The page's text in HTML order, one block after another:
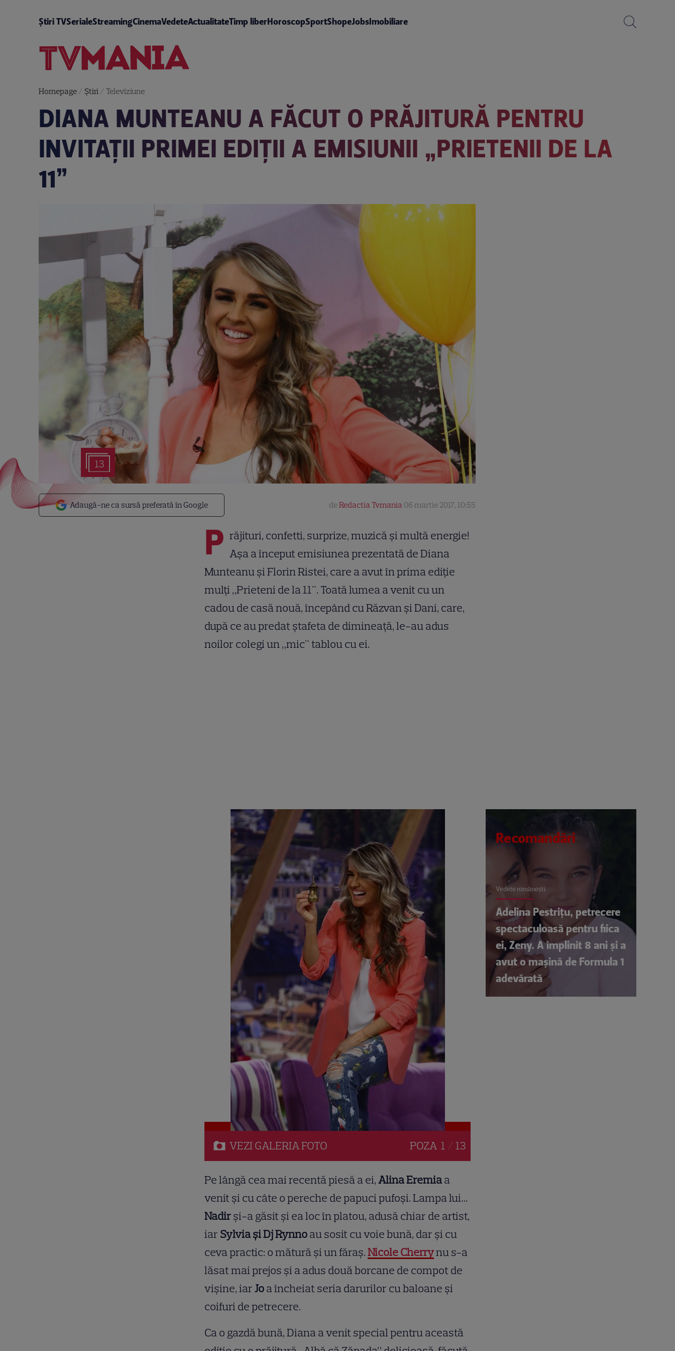
Știri TVSerialeStreamingCinemaVedeteActualitateTimp liberHoroscopSportShopeJobsImobiliare
Homepage/ Știri/ Televiziune
DIANA MUNTEANU A FĂCUT O PRĂJITURĂ PENTRU
INVITAȚII PRIMEI EDIȚII A EMISIUNII „PRIETENII DE LA
11”
13
Adaugă-ne ca sursă preferată în Google deRedactia Tvmania 06 martie 2017, 10:55
P răjituri, confetti, surprize, muzică şi multă energie!
Aşa a început emisiunea prezentată de Diana
Munteanu şi Florin Ristei, care a avut în prima ediţie
mulţi „Prieteni de la 11". Toată lumea a venit cu un
cadou de casă nouă, începând cu Răzvan şi Dani, care,
după ce au predat ștafeta de dimineață, le-au adus
noilor colegi un „mic" tablou cu ei.
VEZI GALERIAFOTO POZA 1 / 13
Pe lângă cea mai recentă piesă a ei,Alina Eremiaa
venit și cu câte o pereche de papuci pufoşi. Lampa lui…
Nadirși-a găsit și ea loc în platou, adusă chiar de artist,
iar Sylvia şi Dj Rynnoau sosit cu voie bună, dar și cu
ceva practic: o mătură și un făraș.Nicole Cherrynu s-a
lăsat mai prejos şi a adus două borcane de compot de
vişine, iarJoa încheiat seria darurilor cu baloane şi
coifuri de petrecere.
Ca o gazdă bună, Diana a venit special pentru această
Recomandări
Vedete româneşti
Adelina Pestrițu, petrecere
spectaculoasă pentru fiica
ei, Zeny. A împlinit 8 ani și a
avut o mașină de Formula 1
adevărată